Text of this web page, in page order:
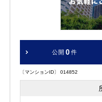
公開 0 件
〔マンションID〕 014852